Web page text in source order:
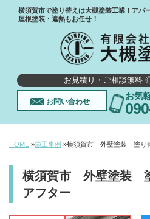
横須賀市で塗り替えは大槻塗装工業！アパ
屋根塗装・遮熱もお任せ！
お見積り・ご相談無料
お問い合わせ
お気
HOME »施工事例 »横須賀市 外壁塗装 塗り
横須賀市 外壁塗装
アフター